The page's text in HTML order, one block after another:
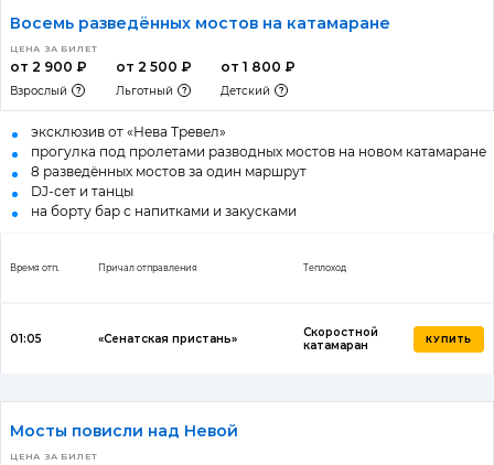
Восемь разведённых мостов на катамаране
ЦЕНА ЗА БИЛЕТ
от 2 900 ₽
Взрослый
от 2 500 ₽
Льготный
от 1 800 ₽
Детский
эксклюзив от «Нева Тревел»
прогулка под пролетами разводных мостов на новом катамаране
8 разведённых мостов за один маршрут
DJ-сет и танцы
на борту бар с напитками и закусками
Время отп. Причал отправления Теплоход
01:05 «Сенатская пристань»
Скоростной
катамаран
КУПИТЬ
Мосты повисли над Невой
ЦЕНА ЗА БИЛЕТ